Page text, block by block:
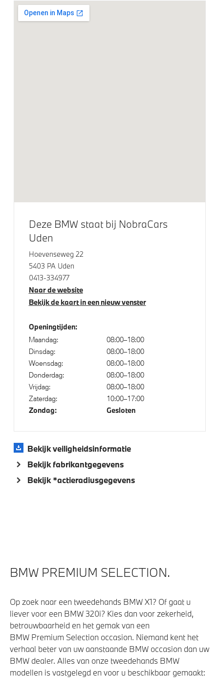
Elektrisch glazen schuif-/kanteldak
18 inch LM M D-spaak (styling 662) Orbit Grey
Alarmsysteem klasse 3 (VbV/SCM)
Achteruitrijcamera
Parking Assistant
Aandrijving en onderstel
Automatische transmissie
Kilometertacho
NoodLaadkabel (Mode 2)
Veiligheid
Akoestische waarschuwing voor voetgangers
Actieve Voetgangersbescherming
Deze BMW staat bij NobraCars
Uden
Hoevenseweg 22
5403 PA Uden
0413-334977
Naar de website
Bekijk de kaart in een nieuw venster
Openingtijden:
Maandag:
08:00–18:00
Dinsdag:
08:00–18:00
Woensdag:
08:00–18:00
Donderdag:
08:00–18:00
Vrijdag:
08:00–18:00
Zaterdag:
10:00–17:00
Zondag: Gesloten
Bekijk veiligheidsinformatie
Bekijk fabrikantgegevens
Bekijk *actieradiusgegevens
BMW PREMIUM SELECTION.
Op zoek naar een tweedehands BMW X1? Of gaat u
liever voor een BMW 320i? Kies dan voor zekerheid,
betrouwbaarheid en het gemak van een
BMW Premium Selection occasion. Niemand kent het
verhaal beter van uw aanstaande BMW occasion dan uw
BMW dealer. Alles van onze tweedehands BMW
modellen is vastgelegd en voor u beschikbaar gemaakt: